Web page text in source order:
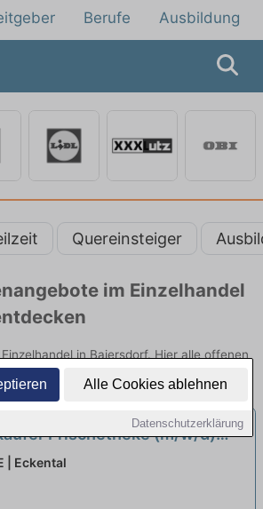
Alle Cookies ablehnen
Datenschutzerklärung
Berufe Ausbildung
Quereinsteiger
im Einzelhandel
in Baiersdorf. Hier alle offenen
Vertrieb und Handel vergleichen.
Frischetheke (m/w/d)
| Eckental